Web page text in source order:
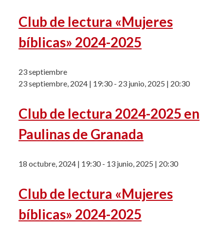
Club de lectura «Mujeres
bíblicas» 2024-2025
23 septiembre
23 septiembre, 2024 | 19:30- 23 junio, 2025 | 20:30
Club de lectura 2024-2025 en
Paulinas de Granada
18 octubre, 2024 | 19:30- 13 junio, 2025 | 20:30
Club de lectura «Mujeres
bíblicas» 2024-2025